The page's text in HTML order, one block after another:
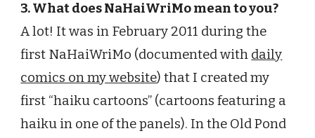
3. What does NaHaiWriMo mean to you?
A lot! It was in February 2011 during the
first NaHaiWriMo (documented with daily
comics on my website) that I created my
first “haiku cartoons” (cartoons featuring a
haiku in one of the panels). In the Old Pond